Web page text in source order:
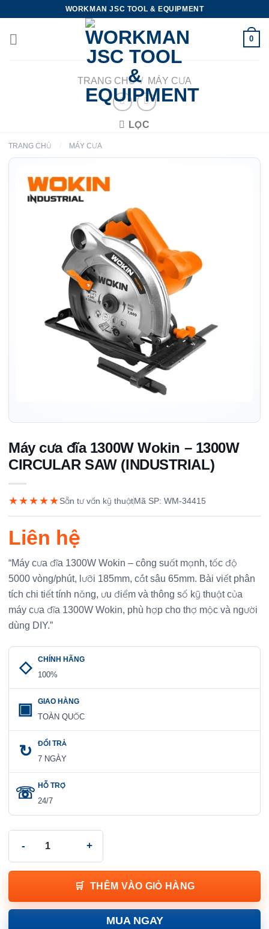
content
WORKMAN JSC TOOL & EQUIPMENT
0
TRANG CHỦ / MÁY CƯA
LỌC
TRANG CHỦ MÁY CƯA
Máy cưa đĩa 1300W Wokin – 1300W
CIRCULAR SAW (INDUSTRIAL)
★★★★★Sẵn tư vấn kỹ thuậtMã SP: WM-34415
Liên hệ
“Máy cưa đĩa 1300W Wokin – công suất mạnh, tốc độ
5000 vòng/phút, lưỡi 185mm, cắt sâu 65mm. Bài viết phân
tích chi tiết tính năng, ưu điểm và thông số kỹ thuật của
máy cưa đĩa 1300W Wokin, phù hợp cho thợ mộc và người
dùng DIY.”
CHÍNH HÃNG
100%
GIAO HÀNG
TOÀN QUỐC
ĐỔI TRẢ
7 NGÀY
HỖ TRỢ
24/7
THÊM VÀO GIỎ HÀNG
MUA NGAY